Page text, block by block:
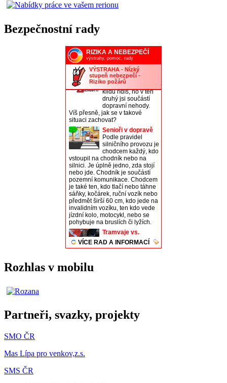
Bezpečnostní rady
Rozhlas v mobilu
Partneři, svazky, projekty
SMO ČR
Mas Lípa pro venkov,z.s.
SMS ČR